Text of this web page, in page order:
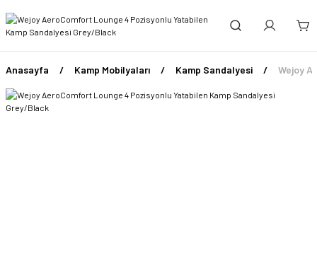
Anasayfa Kamp Mobilyaları Kamp Sandalyesi Wejoy